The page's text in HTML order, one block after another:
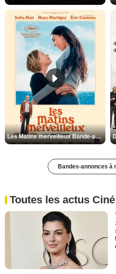
Les Matins merveilleux Bande-annonce VF
Bandes-annonces à
Toutes les actus